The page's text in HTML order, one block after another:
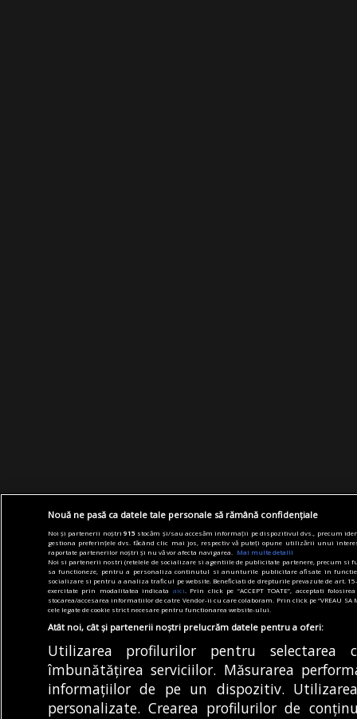
Nouă ne pasă ca datele tale personale să rămână confidențiale
Noi și partenerii noștri 915stocăm și/sau accesăm informații pe dispozitivul dvs., precum
gestiona preferințele dvs. făcând clic mai jos, respectiv vă puteți opune utilizării unui
raportate partenerilor noștri și nu vă vor afecta navigarea.
Mai multe detalii
Noi si partenerii nostri (retelele de socializare si agentiile de publicitate partenere, precum
sa functioneze, pentru a personaliza continutul si anunturile publicitare afisate in
socializare si pentru a analiza traficul pe website. Beneficiati de drepturile prevazute de art.
exercitate prin modalitatea indicata aici . Prin click pe “ACCEPT TOATE”, acceptati
stocarea/accesarea informatiilor de catre Vendor-ii cu care colaboram. Prin click pe “VREAU
cele legate de cookie strict necesare pentru functionarea website-ului.
Atât noi, cât și partenerii noștri prelucrăm datele pentru a oferi:
Utilizarea profilurilor pentru selectarea
îmbunătățirea serviciilor. Măsurarea
informațiilor de pe un dispozitiv.
personalizate. Crearea profilurilor de